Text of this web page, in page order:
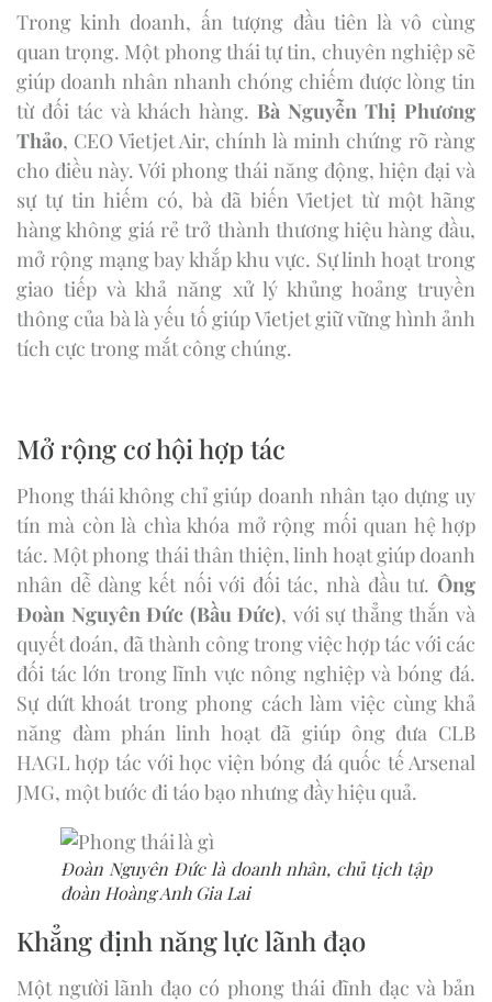
Trong kinh doanh, ấn tượng đầu tiên là vô cùng
quan trọng. Một phong thái tự tin, chuyên nghiệp sẽ
giúp doanh nhân nhanh chóng chiếm được lòng tin
từ đối tác và khách hàng. Bà Nguyễn Thị Phương
Thảo, CEO Vietjet Air, chính là minh chứng rõ ràng
cho điều này. Với phong thái năng động, hiện đại và
sự tự tin hiếm có, bà đã biến Vietjet từ một hãng
hàng không giá rẻ trở thành thương hiệu hàng đầu,
mở rộng mạng bay khắp khu vực. Sự linh hoạt trong
giao tiếp và khả năng xử lý khủng hoảng truyền
thông của bà là yếu tố giúp Vietjet giữ vững hình ảnh
tích cực trong mắt công chúng.
Mở rộng cơ hội hợp tác
Phong thái không chỉ giúp doanh nhân tạo dựng uy
tín mà còn là chìa khóa mở rộng mối quan hệ hợp
tác. Một phong thái thân thiện, linh hoạt giúp doanh
nhân dễ dàng kết nối với đối tác, nhà đầu tư. Ông
Đoàn Nguyên Đức (Bầu Đức), với sự thẳng thắn và
quyết đoán, đã thành công trong việc hợp tác với các
đối tác lớn trong lĩnh vực nông nghiệp và bóng đá.
Sự dứt khoát trong phong cách làm việc cùng khả
năng đàm phán linh hoạt đã giúp ông đưa CLB
HAGL hợp tác với học viện bóng đá quốc tế Arsenal
JMG, một bước đi táo bạo nhưng đầy hiệu quả.
Đoàn Nguyên Đức là doanh nhân, chủ tịch tập
đoàn Hoàng Anh Gia Lai
Khẳng định năng lực lãnh đạo
Một người lãnh đạo có phong thái đĩnh đạc và bản